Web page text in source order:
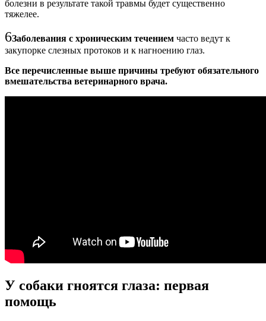
болезни в результате такой травмы будет существенно
тяжелее.
6Заболевания с хроническим течением часто ведут к
закупорке слезных протоков и к нагноению глаз.
Все перечисленные выше причины требуют обязательного
вмешательства ветеринарного врача.
У собаки гноятся глаза: первая
помощь